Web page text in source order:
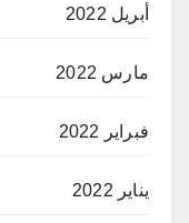
أبريل 2022
مارس 2022
فبراير 2022
يناير 2022